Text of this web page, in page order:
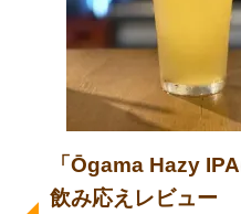
「Ōgama Hazy
飲み応えレビュー